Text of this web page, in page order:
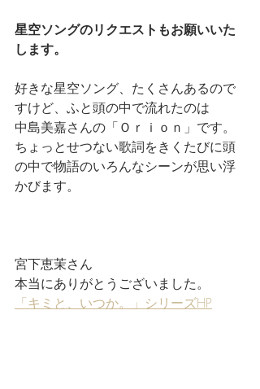
星空ソングのリクエストもお願いいた
します。
好きな星空ソング、たくさんあるので
すけど、ふと頭の中で流れたのは
中島美嘉さんの「Ｏｒｉｏｎ」です。
ちょっとせつない歌詞をきくたびに頭
の中で物語のいろんなシーンが思い浮
かびます。
宮下恵茉さん
本当にありがとうございました。
「キミと、いつか。」シリーズHP